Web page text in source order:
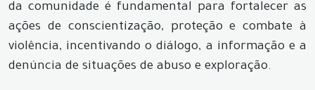
da comunidade é fundamental para fortalecer as
ações de conscientização, proteção e combate à
violência, incentivando o diálogo, a informação e a
denúncia de situações de abuso e exploração.